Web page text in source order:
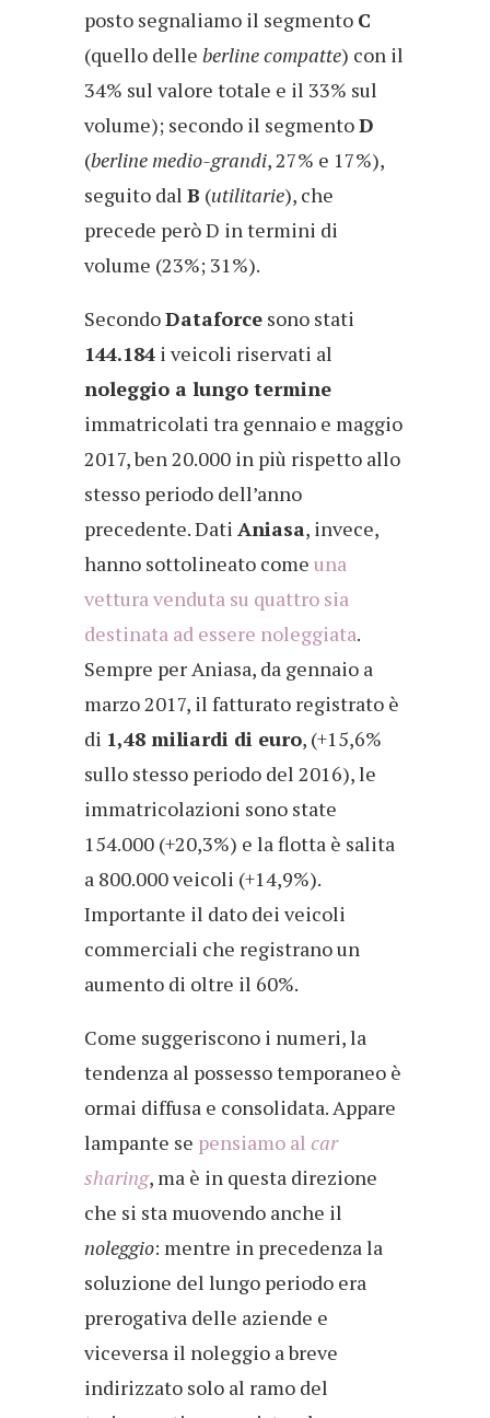
posto segnaliamo il segmento C
(quello delle berline compatte) con il
34% sul valore totale e il 33% sul
volume); secondo il segmentoD
(berline medio-grandi, 27% e 17%),
seguito dal B (utilitarie), che
precede però D in termini di
volume (23%; 31%).
SecondoDataforce sono stati
144.184 i veicoli riservati al
noleggio a lungo termine
immatricolati tra gennaio e maggio
2017, ben 20.000 in più rispetto allo
stesso periodo dell’anno
precedente. Dati Aniasa, invece,
hanno sottolineato come una
vettura venduta su quattro sia
destinata ad essere noleggiata.
Sempre per Aniasa, da gennaio a
marzo 2017, il fatturato registrato è
di 1,48 miliardi di euro, (+15,6%
sullo stesso periodo del 2016), le
immatricolazioni sono state
154.000 (+20,3%) e la flotta è salita
a 800.000 veicoli (+14,9%).
Importante il dato dei veicoli
commerciali che registrano un
aumento di oltre il 60%.
Come suggeriscono i numeri, la
tendenza al possesso temporaneo è
ormai diffusa e consolidata. Appare
lampante se pensiamo al car
sharing, ma è in questa direzione
che si sta muovendo anche il
noleggio: mentre in precedenza la
soluzione del lungo periodo era
prerogativa delle aziende e
viceversa il noleggio a breve
indirizzato solo al ramo del